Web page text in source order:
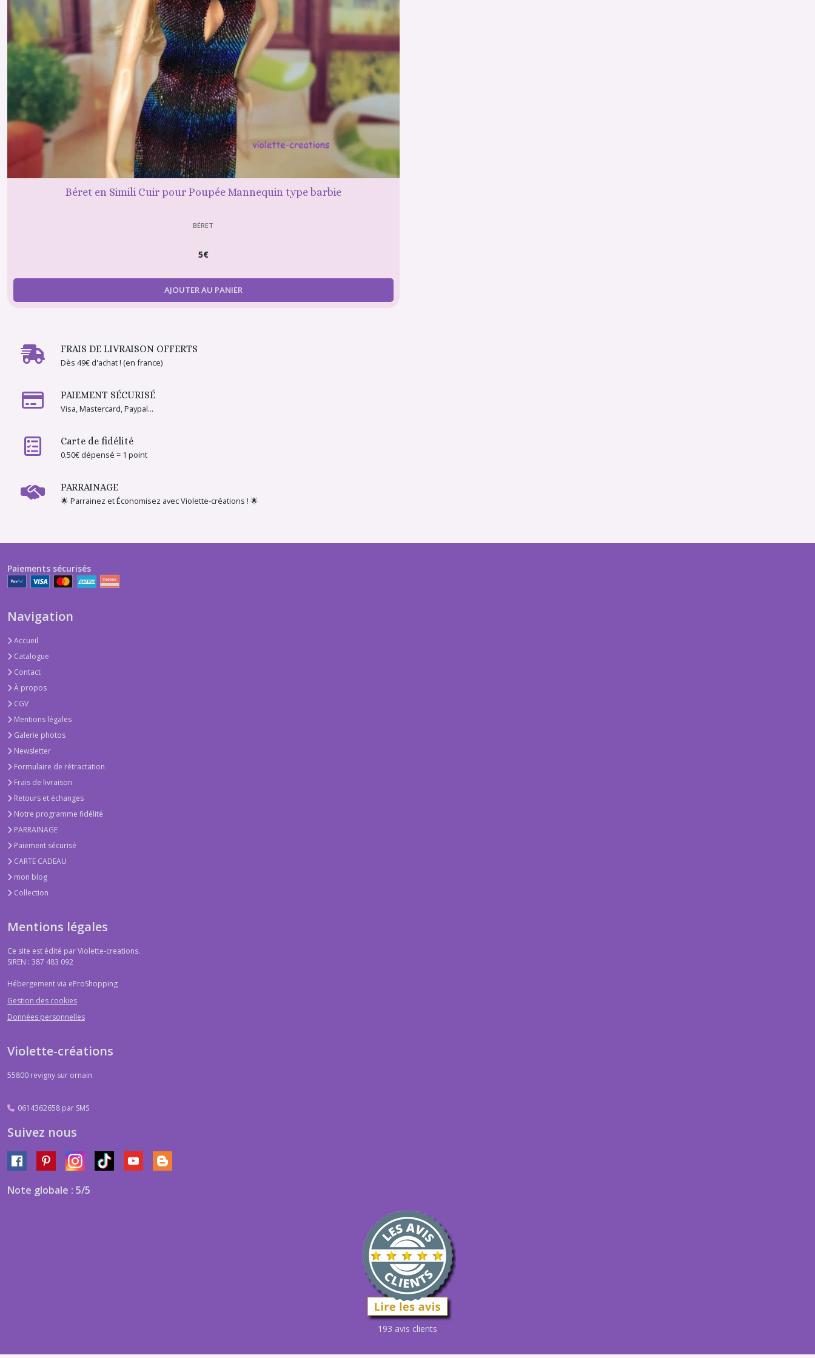
Béret en Simili Cuir pour Poupée Mannequin type barbie
BÉRET
5€
AJOUTER AU PANIER
FRAIS DE LIVRAISON OFFERTS
Dès 49€ d'achat ! (en france)
PAIEMENT SÉCURISÉ
Visa, Mastercard, Paypal...
Carte de fidélité
0.50€ dépensé = 1 point
PARRAINAGE
🌟 Parrainez et Économisez avec Violette-créations ! 🌟
mariée
(5)
robe
Robe
sac
tenue
d'été
Maillot
(30)
Tee
shirt
(14)
short
tee
shirt
(8)
Salopette
(3)
Pyjama,nuisette
(12)
Chapeau
(26)
Jogging
(3)
Béret
Afficher
les
résultats
Paiements sécurisés
Navigation
Accueil
Catalogue
Contact
À propos
CGV
Mentions légales
Galerie photos
Newsletter
Formulaire de rétractation
Frais de livraison
Retours et échanges
Notre programme fidélité
PARRAINAGE
Paiement sécurisé
CARTE CADEAU
mon blog
Collection
Mentions légales
Ce site est édité par Violette-creations.
SIREN : 387 483 092
Hébergement via eProShopping
Gestion des cookies
Données personnelles
Violette-créations
55800 revigny sur ornain
0614362658 par SMS
Suivez nous
Note globale : 5/5
193 avis clients